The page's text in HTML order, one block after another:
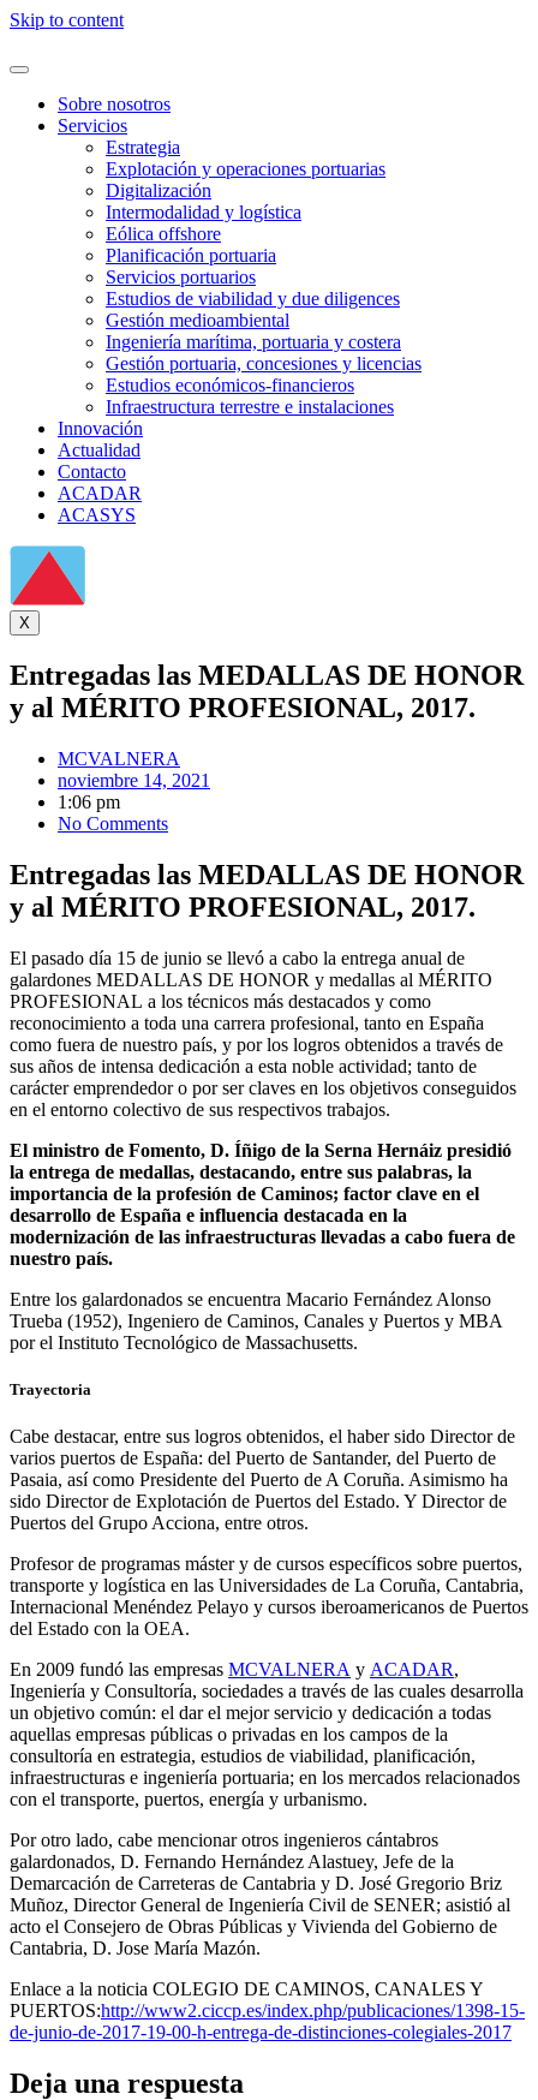
Skip to content
Sobre nosotros
Servicios
Estrategia
Explotación y operaciones portuarias
Digitalización
Intermodalidad y logística
Eólica offshore
Planificación portuaria
Servicios portuarios
Estudios de viabilidad y due diligences
Gestión medioambiental
Ingeniería marítima, portuaria y costera
Gestión portuaria, concesiones y licencias
Estudios económicos-financieros
Infraestructura terrestre e instalaciones
Innovación
Actualidad
Contacto
ACADAR
ACASYS
X
Entregadas las MEDALLAS DE HONOR
y al MÉRITO PROFESIONAL, 2017.
MCVALNERA
noviembre 14, 2021
1:06 pm
No Comments
Entregadas las MEDALLAS DE HONOR
y al MÉRITO PROFESIONAL, 2017.
El pasado día 15 de junio se llevó a cabo la entrega anual de
galardones MEDALLAS DE HONOR y medallas al MÉRITO
PROFESIONAL a los técnicos más destacados y como
reconocimiento a toda una carrera profesional, tanto en España
como fuera de nuestro país, y por los logros obtenidos a través de
sus años de intensa dedicación a esta noble actividad; tanto de
carácter emprendedor o por ser claves en los objetivos conseguidos
en el entorno colectivo de sus respectivos trabajos.
El ministro de Fomento, D. Íñigo de la Serna Hernáiz presidió
la entrega de medallas, destacando, entre sus palabras, la
importancia de la profesión de Caminos; factor clave en el
desarrollo de España e influencia destacada en la
modernización de las infraestructuras llevadas a cabo fuera de
nuestro país.
Entre los galardonados se encuentra Macario Fernández Alonso
Trueba (1952), Ingeniero de Caminos, Canales y Puertos y MBA
por el Instituto Tecnológico de Massachusetts.
Trayectoria
Cabe destacar, entre sus logros obtenidos, el haber sido Director de
varios puertos de España: del Puerto de Santander, del Puerto de
Pasaia, así como Presidente del Puerto de A Coruña. Asimismo ha
sido Director de Explotación de Puertos del Estado. Y Director de
Puertos del Grupo Acciona, entre otros.
Profesor de programas máster y de cursos específicos sobre puertos,
transporte y logística en las Universidades de La Coruña, Cantabria,
Internacional Menéndez Pelayo y cursos iberoamericanos de Puertos
del Estado con la OEA.
En 2009 fundó las empresas MCVALNERA y ACADAR,
Ingeniería y Consultoría, sociedades a través de las cuales desarrolla
un objetivo común: el dar el mejor servicio y dedicación a todas
aquellas empresas públicas o privadas en los campos de la
consultoría en estrategia, estudios de viabilidad, planificación,
infraestructuras e ingeniería portuaria; en los mercados relacionados
con el transporte, puertos, energía y urbanismo.
Por otro lado, cabe mencionar otros ingenieros cántabros
galardonados, D. Fernando Hernández Alastuey, Jefe de la
Demarcación de Carreteras de Cantabria y D. José Gregorio Briz
Muñoz, Director General de Ingeniería Civil de SENER; asistió al
acto el Consejero de Obras Públicas y Vivienda del Gobierno de
Cantabria, D. Jose María Mazón.
Enlace a la noticia COLEGIO DE CAMINOS, CANALES Y
PUERTOS:http://www2.ciccp.es/index.php/publicaciones/1398-15-
de-junio-de-2017-19-00-h-entrega-de-distinciones-colegiales-2017
Deja una respuesta